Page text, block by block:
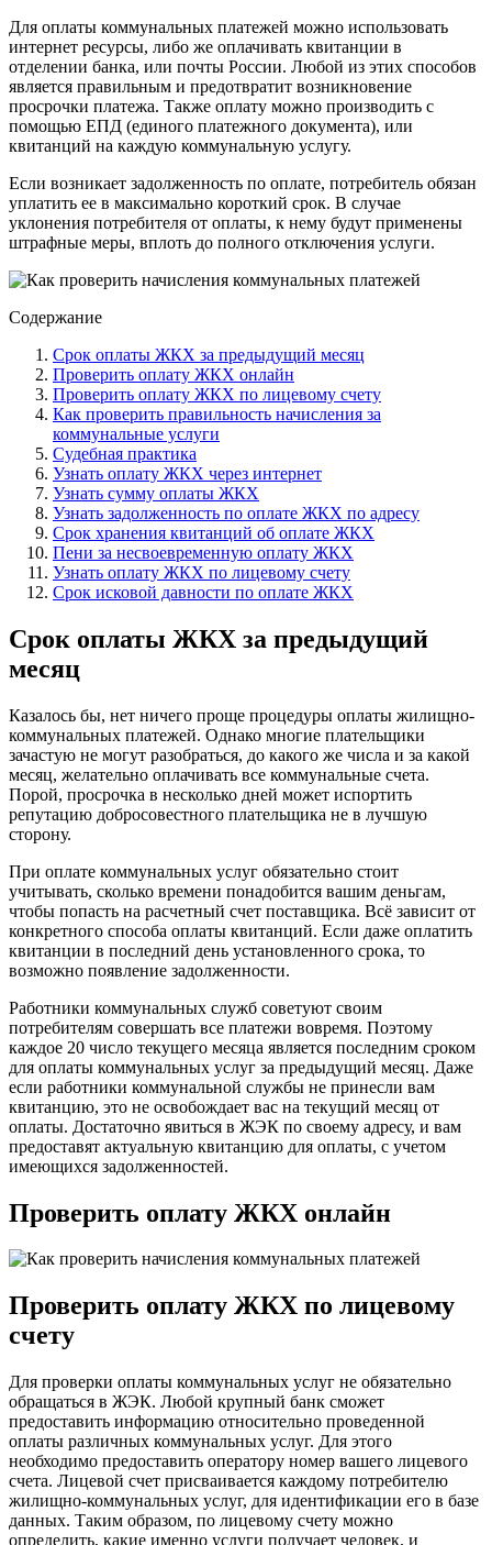
Для оплаты коммунальных платежей можно использовать
интернет ресурсы, либо же оплачивать квитанции в
отделении банка, или почты России. Любой из этих способов
является правильным и предотвратит возникновение
просрочки платежа. Также оплату можно производить с
помощью ЕПД (единого платежного документа), или
квитанций на каждую коммунальную услугу.
Если возникает задолженность по оплате, потребитель обязан
уплатить ее в максимально короткий срок. В случае
уклонения потребителя от оплаты, к нему будут применены
штрафные меры, вплоть до полного отключения услуги.
Содержание
Срок оплаты ЖКХ за предыдущий месяц
Проверить оплату ЖКХ онлайн
Проверить оплату ЖКХ по лицевому счету
Как проверить правильность начисления за
коммунальные услуги
Судебная практика
Узнать оплату ЖКХ через интернет
Узнать сумму оплаты ЖКХ
Узнать задолженность по оплате ЖКХ по адресу
Срок хранения квитанций об оплате ЖКХ
Пени за несвоевременную оплату ЖКХ
Узнать оплату ЖКХ по лицевому счету
Срок исковой давности по оплате ЖКХ
Срок оплаты ЖКХ за предыдущий
месяц
Казалось бы, нет ничего проще процедуры оплаты жилищно-
коммунальных платежей. Однако многие плательщики
зачастую не могут разобраться, до какого же числа и за какой
месяц, желательно оплачивать все коммунальные счета.
Порой, просрочка в несколько дней может испортить
репутацию добросовестного плательщика не в лучшую
сторону.
При оплате коммунальных услуг обязательно стоит
учитывать, сколько времени понадобится вашим деньгам,
чтобы попасть на расчетный счет поставщика. Всё зависит от
конкретного способа оплаты квитанций. Если даже оплатить
квитанции в последний день установленного срока, то
возможно появление задолженности.
Работники коммунальных служб советуют своим
потребителям совершать все платежи вовремя. Поэтому
каждое 20 число текущего месяца является последним сроком
для оплаты коммунальных услуг за предыдущий месяц. Даже
если работники коммунальной службы не принесли вам
квитанцию, это не освобождает вас на текущий месяц от
оплаты. Достаточно явиться в ЖЭК по своему адресу, и вам
предоставят актуальную квитанцию для оплаты, с учетом
имеющихся задолженностей.
Проверить оплату ЖКХ онлайн
Проверить оплату ЖКХ по лицевому
счету
Для проверки оплаты коммунальных услуг не обязательно
обращаться в ЖЭК. Любой крупный банк сможет
предоставить информацию относительно проведенной
оплаты различных коммунальных услуг. Для этого
необходимо предоставить оператору номер вашего лицевого
счета. Лицевой счет присваивается каждому потребителю
жилищно-коммунальных услуг, для идентификации его в базе
данных. Таким образом, по лицевому счету можно
определить, какие именно услуги получает человек, и